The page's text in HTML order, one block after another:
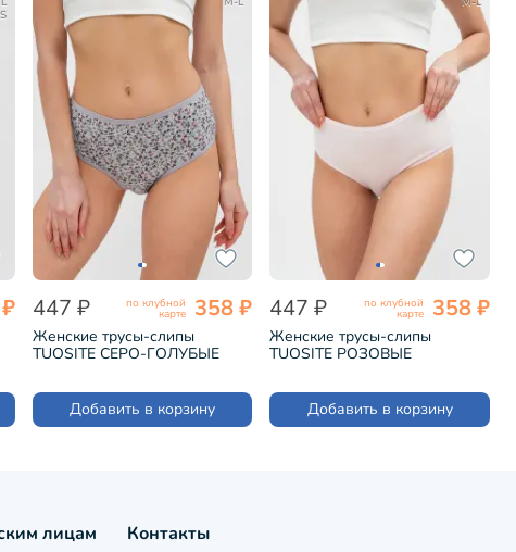
S
447 ₽ по клубной
карте 358 ₽
Женские трусы-слипы
TUOSITE СЕРО-ГОЛУБЫЕ
Добавить в корзину
447 ₽ по клубной
карте 358 ₽
Женские трусы-слипы
TUOSITE РОЗОВЫЕ
Добавить в корзину
лицам Контакты